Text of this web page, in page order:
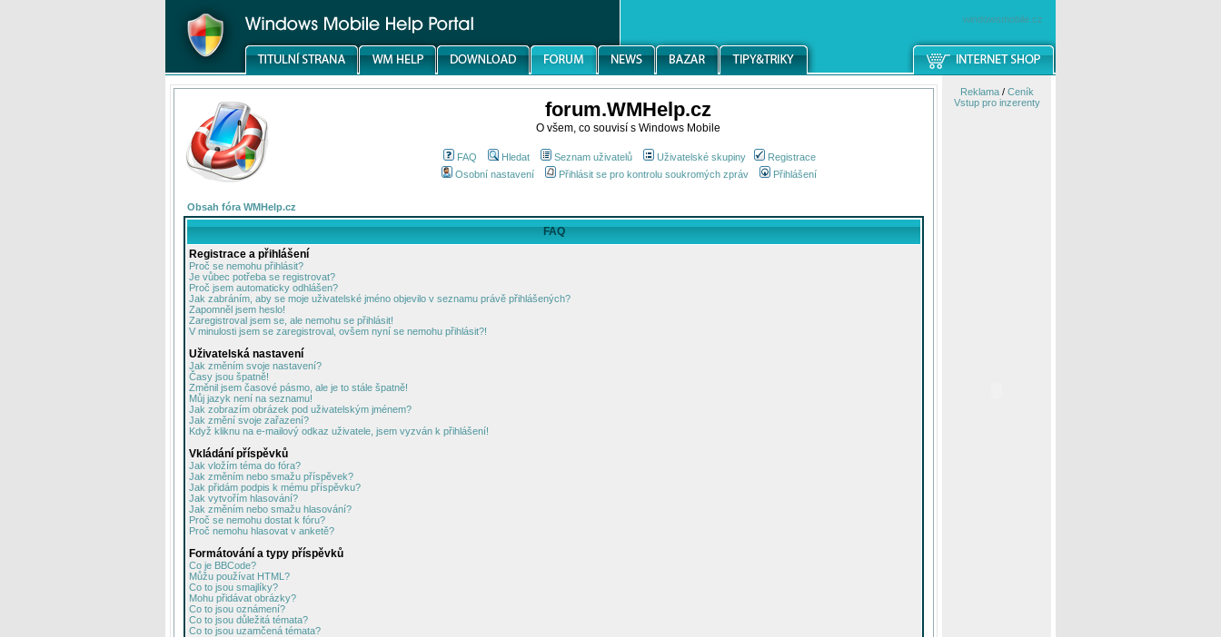
windowsmobile.cz
forum.WMHelp.cz
O všem, co souvisí s Windows Mobile
FAQ Hledat Seznam uživatelů Uživatelské skupiny
Registrace
Osobní nastavení
Přihlásit se pro kontrolu soukromých zpráv Přihlášení
Obsah fóra WMHelp.cz
FAQ
Registrace a přihlášení
Proč se nemohu přihlásit?
Je vůbec potřeba se registrovat?
Proč jsem automaticky odhlášen?
Jak zabráním, aby se moje uživatelské jméno objevilo v seznamu právě přihlášených?
Zapomněl jsem heslo!
Zaregistroval jsem se, ale nemohu se přihlásit!
V minulosti jsem se zaregistroval, ovšem nyní se nemohu přihlásit?!
Uživatelská nastavení
Jak změním svoje nastavení?
Časy jsou špatně!
Změnil jsem časové pásmo, ale je to stále špatně!
Můj jazyk není na seznamu!
Jak zobrazím obrázek pod uživatelským jménem?
Jak změní svoje zařazení?
Když kliknu na e-mailový odkaz uživatele, jsem vyzván k přihlášení!
Vkládání příspěvků
Jak vložím téma do fóra?
Jak změním nebo smažu příspěvek?
Jak přidám podpis k mému příspěvku?
Jak vytvořím hlasování?
Jak změním nebo smažu hlasování?
Proč se nemohu dostat k fóru?
Proč nemohu hlasovat v anketě?
Formátování a typy příspěvků
Co je BBCode?
Můžu používat HTML?
Co to jsou smajlíky?
Mohu přidávat obrázky?
Co to jsou oznámení?
Co to jsou důležitá témata?
Co to jsou uzamčená témata?
Reklama/ Ceník
Vstup pro inzerenty